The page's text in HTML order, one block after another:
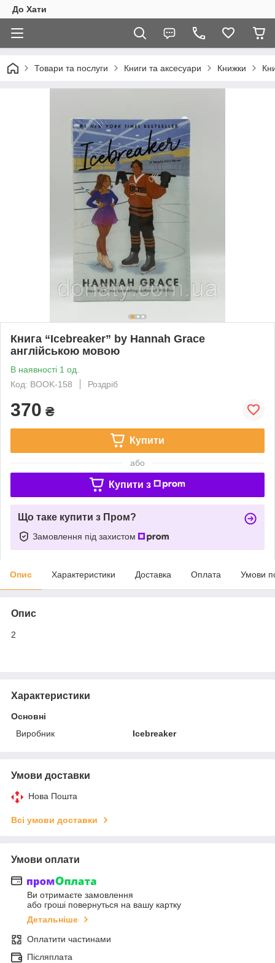
До Хати
Товари та послуги Книги та аксесуари Книжки
Книга “Icebreaker” by Hannah Grace
англійською мовою
В наявності 1 од.
Код: BOOK-158
Роздріб
370 ₴
Купити
або
Купити з
Що таке купити з Пром?
Замовлення під захистом
Опис Характеристики Доставка Оплата Умови
Опис
2
Характеристики
Основні
Виробник
Icebreaker
Умови доставки
Нова Пошта
Всі умови доставки
Умови оплати
Ви отримаєте замовлення
або гроші повернуться на вашу картку
Детальніше
Оплатити частинами
Післяплата